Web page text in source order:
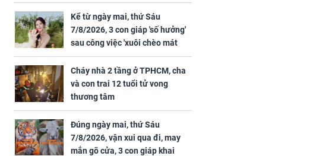
Chân dung nam diễn
ứng ngược khi than
nghèo
hưng thịnh, Mão - Thân tài lộc
ảm đạm, mọi sự khó thành công
mỹ mãn
Kể từ ngày mai, thứ Sáu
7/8/2026, 3 con giáp 'số hưởng'
sau công việc 'xuôi chèo mát
mái', tiền tài 'thu về như nước',
tình duyên viên mãn
Cháy nhà 2 tầng ở TPHCM, cha
và con trai 12 tuổi tử vong
thương tâm
Đúng ngày mai, thứ Sáu
7/8/2026, vận xui qua đi, may
mắn gõ cửa, 3 con giáp khai